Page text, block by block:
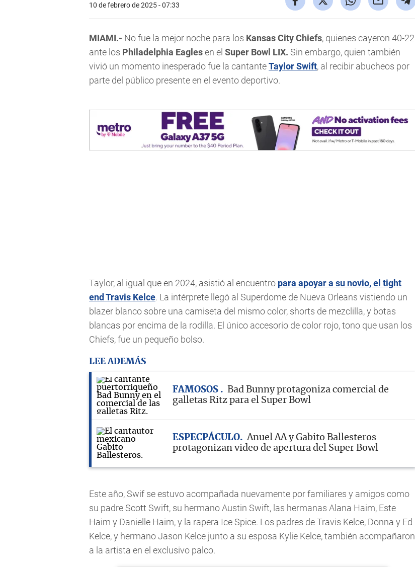
10 de febrero de 2025 - 07:33
MIAMI.- No fue la mejor noche para los Kansas City Chiefs, quienes cayeron 40-22
ante los Philadelphia Eaglesen el Super Bowl LIX. Sin embargo, quien también
vivió un momento inesperado fue la cantanteTaylor Swift, al recibir abucheos por
parte del público presente en el evento deportivo.
Taylor, al igual que en 2024, asistió al encuentro para apoyar a su novio, el tight
end Travis Kelce. La intérprete llegó al Superdome de Nueva Orleans vistiendo un
blazer blanco sobre una camiseta del mismo color, shorts de mezclilla, y botas
blancas por encima de la rodilla. El único accesorio de color rojo, tono que usan los
Chiefs, fue un pequeño bolso.
LEE ADEMÁS
FAMOSOS
Bad Bunny protagoniza comercial de
galletas Ritz para el Super Bowl
ESPECPÁCULO
Anuel AA y Gabito Ballesteros
protagonizan video de apertura del Super Bowl
Este año, Swif se estuvo acompañada nuevamente por familiares y amigos como
su padre Scott Swift, su hermano Austin Swift, las hermanas Alana Haim, Este
Haim y Danielle Haim, y la rapera Ice Spice. Los padres de Travis Kelce, Donna y Ed
Kelce, y hermano Jason Kelce junto a su esposa Kylie Kelce, también acompañaron
a la artista en el exclusivo palco.